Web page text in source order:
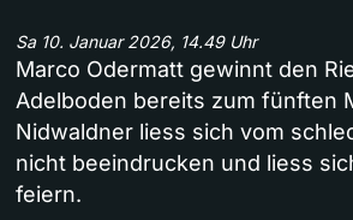
Sa 10. Januar 2026, 14.49 Uhr
Marco Odermatt gewinnt den
Adelboden bereits zum fünften
Nidwaldner liess sich vom
nicht beeindrucken und liess
feiern.